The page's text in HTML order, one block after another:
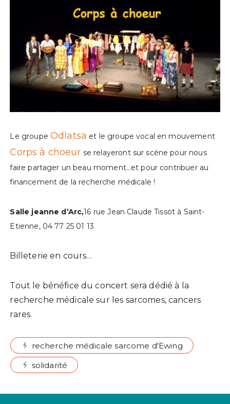
Le groupe Odlatsa et le groupe vocal en mouvement
Corps à choeur se relayeront sur scène pour nous
faire partager un beau moment…et pour contribuer au
financement de la recherche médicale !
Salle jeanne d’Arc,16 rue Jean Claude Tissot à Saint-
Etienne, 04 77 25 01 13
Billeterie en cours…
Tout le bénéfice du concert sera dédié à la
recherche médicale sur les sarcomes, cancers
rares.
recherche médicale sarcome d'Ewing
solidarité